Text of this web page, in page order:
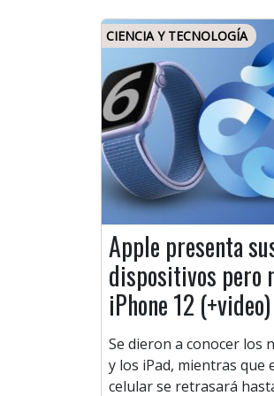
CIENCIA Y TECNOLOGÍA
Apple presenta
dispositivos pero
iPhone 12 (+video)
Se dieron a conocer los
y los iPad, mientras que
celular se retrasará